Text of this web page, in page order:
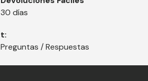
30 días
t:
Preguntas / Respuestas